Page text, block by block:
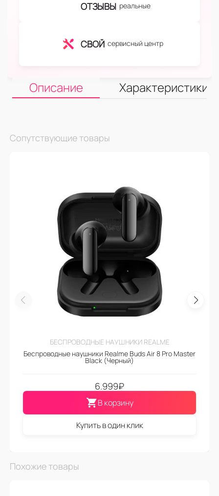
ОТЗЫВЫ реальные
СВОЙ сервисный центр
Описание Характеристики
Сопутствующие товары
БЕСПРОВОДНЫЕ НАУШНИКИ REALME
Беспроводные наушники Realme Buds Air 8 Pro Master
Black (Черный)
6.999₽
В корзину
Купить в один клик
Похожие товары